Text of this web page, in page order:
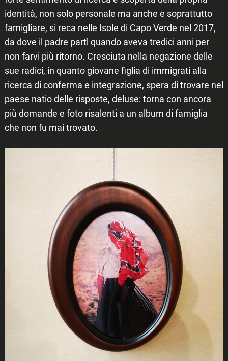
identità, non solo personale ma anche e soprattutto
famigliare, si reca nelle Isole di Capo Verde nel 2017,
da dove il padre partì quando aveva tredici anni per
non farvi più ritorno. Cresciuta nella negazione delle
sue radici, in quanto giovane figlia di immigrati alla
ricerca di conferma e integrazione, spera di trovare nel
paese natio delle risposte, deluse: torna con ancora
più domande e foto risalenti a un album di famiglia
che non fu mai trovato.